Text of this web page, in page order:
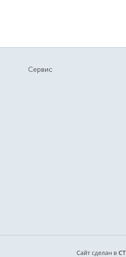
Сервис